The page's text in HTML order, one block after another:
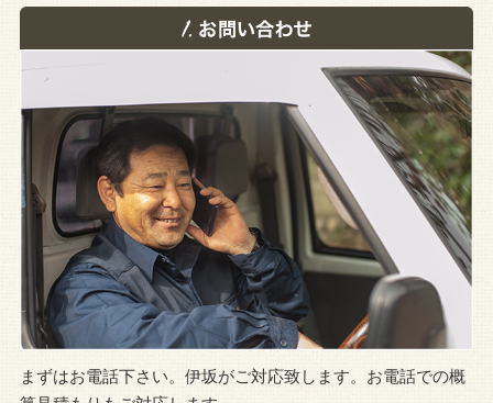
まずはお電話下さい。伊坂がご対応致します。お電話での概